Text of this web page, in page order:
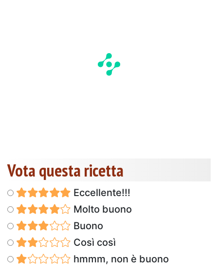
Vota questa ricetta
Eccellente!!!
Molto buono
Buono
Così così
hmmm, non è buono